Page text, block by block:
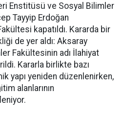
Enstitüsü ve Sosyal Bilimler
Tayyip Erdoğan
kapatıldı. Kararda bir
de yer aldı: Aksaray
Fakültesinin adı İlahiyat
Kararla birlikte bazı
yapı yeniden düzenlenirken,
alanlarının